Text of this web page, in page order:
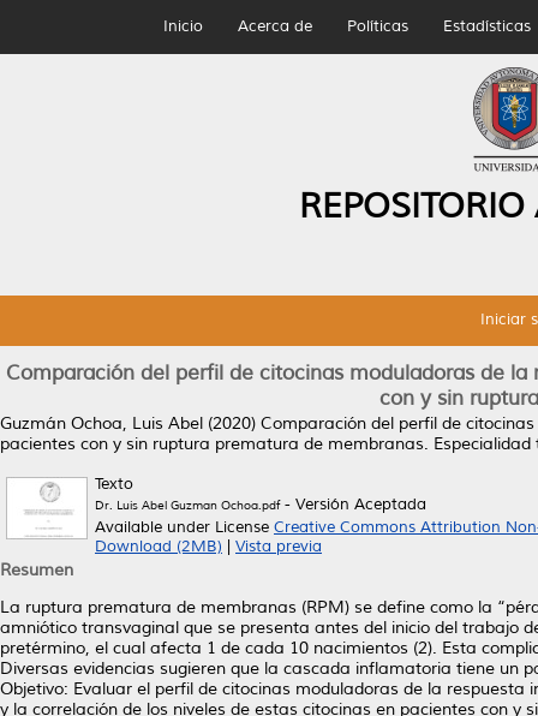
Inicio Acerca de Políticas Estadísticas
Iniciar
Comparación del perfil de citocinas moduladoras de
con y sin
Guzmán Ochoa, Luis Abel (2020) Comparación del perfil de
pacientes con y sin ruptura prematura de membranas.
Texto
Dr. Luis Abel Guzman Ochoa.pdf- Versión Aceptada
Available under License Creative Commons Attribution
Download (2MB)
Vista previa
Resumen
La ruptura prematura de membranas (RPM) se define como la
amniótico transvaginal que se presenta antes del inicio del trabajo
pretérmino, el cual afecta 1 de cada 10 nacimientos (2). Esta
Diversas evidencias sugieren que la cascada inflamatoria tiene un
Objetivo: Evaluar el perfil de citocinas moduladoras de la
y la correlación de los niveles de estas citocinas en pacientes con